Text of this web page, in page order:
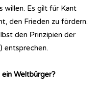
willen. Es gilt für Kant
den Frieden zu fördern.
den Prinzipien der
entsprechen.
Weltbürger?